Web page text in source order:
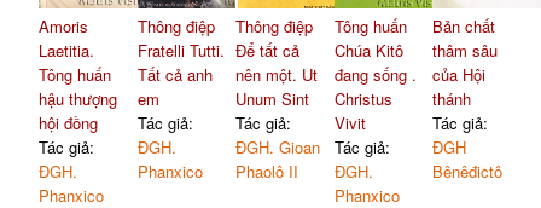
Amoris
Laetitia.
Tông huấn
hậu thượng
hội đồng
Tác giả:
ĐGH.
Phanxico
Thông điệp
Fratelli Tutti.
Tất cả anh
em
Tác giả:
ĐGH.
Phanxico
Thông điệp
Để tất cả
nên một. Ut
Unum Sint
Tác giả:
ĐGH. Gioan
Phaolô II
Tông huấn
Chúa Kitô
đang sống .
Christus
Vivit
Tác giả:
ĐGH.
Phanxico
Bản chất
thâm sâu
của Hội
thánh
Tác giả:
ĐGH
Bênêđictô